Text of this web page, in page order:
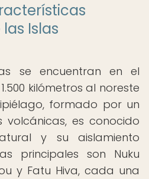
Islas
se encuentran en el
kilómetros al noreste
formado por un
volcánicas, es conocido
y su aislamiento
principales son Nuku
y Fatu Hiva, cada una